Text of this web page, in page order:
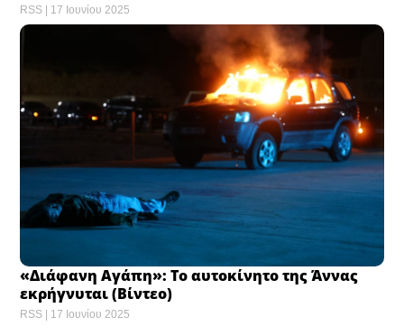
RSS 17 Ιουνίου 2025
«Διάφανη Αγάπη»: Το αυτοκίνητο της Άννας
εκρήγνυται (Βίντεο)
RSS 17 Ιουνίου 2025